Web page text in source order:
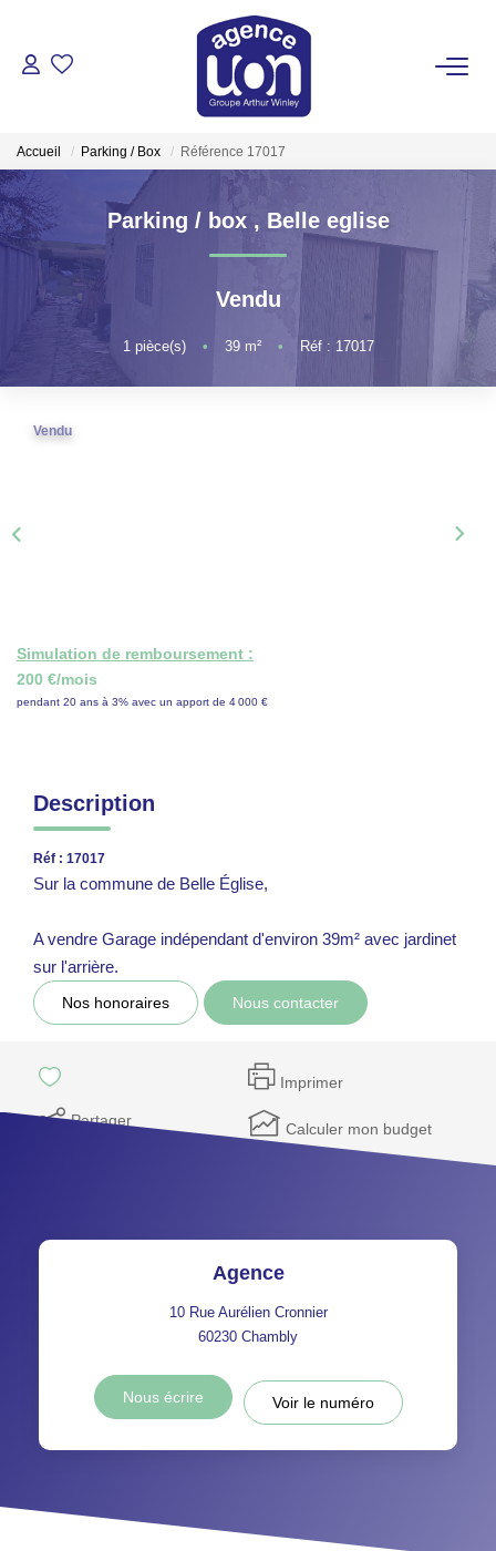
ACHETER
LOUER
ESTIMER
VOTRE AGENCE
Accueil Parking / Box Référence 17017
Parking / box , Belle eglise
Vendu
1 pièce(s) • 39m² • Réf : 17017
Vendu
Simulation de remboursement :
200 €/mois
pendant 20 ans à 3% avec un apport de 4 000 €
Description
Réf : 17017
Sur la commune de Belle Église,
A vendre Garage indépendant d'environ 39m² avec jardinet
sur l'arrière.
Nos honoraires Nous contacter
Imprimer
Partager Calculer mon budget
Agence
10 Rue Aurélien Cronnier
60230 Chambly
Nous écrire Voir le numéro